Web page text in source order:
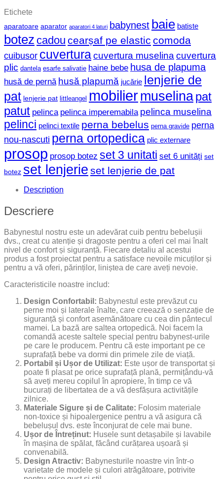
Etichete
aparatoare aparator aparatori 4 laturi babynest baie batiste
botez cadou cearșaf pe elastic comoda
cuibusor cuverturacuvertura muselina cuvertura
plic dantela esarfe salivatie haine bebe husa de plapuma
husă de pernă husă plapumă jucărie lenjerie de
pat lenjerie pat littleangel mobiliermuselinapat
patut pelinca pelinca imperemabila pelinca muselina
pelinci pelinci textile perna bebelus perna gravide perna
nou-nascuti perna ortopedica plic externare
prosop prosop botez set 3 unitati set 6 unități set
botez set lenjerie set lenjerie de pat
Description
Descriere
Babynestul nostru este un adevărat cuib pentru bebelușii
dvs., creat cu atenție și dragoste pentru a oferi cel mai înalt
nivel de confort și siguranță. Fiecare detaliu al acestui
produs a fost proiectat pentru a satisface nevoile micuților și
pentru a vă oferi, părinților, liniștea de care aveți nevoie.
Caracteristicile noastre includ:
Design Confortabil: Babynestul este prevăzut cu
perne moi și laterale înalte, care creează o senzație de
siguranță și confort asemănătoare cu cea din pântecul
mamei. La bază are saltea ortopedică. Noi facem la
comandă aceste saltele special pentru babynest-urile
pe care le producem. Pentru că este important pe ce
suprafață bebe va dormi din primele zile de viață.
Portabil și Ușor de Utilizat: Este ușor de transportat și
poate fi plasat pe orice suprafață plană, permițându-vă
să aveți mereu copilul în apropiere, în timp ce vă
bucurați de libertatea de a vă desfășura activitățile
zilnice.
Materiale Sigure și de Calitate: Folosim materiale
non-toxice și hipoalergenice pentru a vă asigura că
bebelușul dvs. este înconjurat de cele mai bune.
Ușor de Întreținut: Husele sunt detașabile și lavabile
în mașina de spălat, făcând curățarea ușoară și
convenabilă.
Design Atractiv: Babynesturile noastre vin într-o
varietate de modele și culori atrăgătoare, potrivite